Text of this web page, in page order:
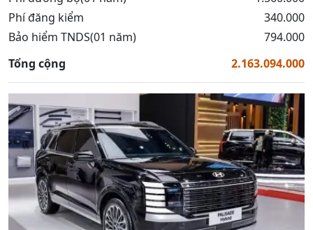
Phí đăng kiểm
340.000
Bảo hiểm TNDS(01 năm)
794.000
Tổng cộng
2.163.094.000